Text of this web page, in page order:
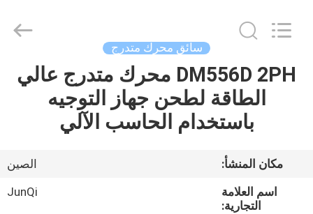
المنزل
المنتجات
معلومات
International
سائق محرك متدرج
DM556D 2PH محرك متدرج عالي
الطاقة لطحن جهاز التوجيه
باستخدام الحاسب الآلي
مكان المنشأ:
الصين
اسم العلامة
التجارية:
JunQi